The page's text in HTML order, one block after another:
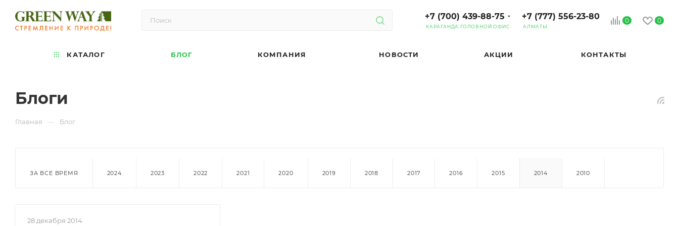
0 0
+7 (777) 556-23-80
АЛМАТЫ
+7 (700) 439-88-75
КАРАГАНДА ГОЛОВНОЙ ОФИС
КАТАЛОГ БЛОГ КОМПАНИЯ НОВОСТИ АКЦИИ КОНТАКТЫ
Блоги
Главная — Блог
ЗА ВСЕ ВРЕМЯ 2024 2023 2022 2021 2020 2019 2018 2017 2016 2015 2014 2010
28 декабря 2014